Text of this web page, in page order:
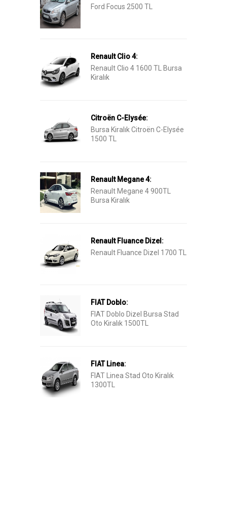
Ford Focus 2500 TL
Renault Clio 4:
Renault Clio 4 1600 TL Bursa
Kiralık
Citroën C-Elysée:
Bursa Kiralık Citroën C-Elysée
1500 TL
Renault Megane 4:
Renault Megane 4 900TL
Bursa Kiralık
Renault Fluance Dizel :
Renault Fluance Dizel 1700 TL
FIAT Doblo:
FIAT Doblo Dizel Bursa Stad
Oto Kiralık 1500TL
FIAT Linea:
FIAT Linea Stad Oto Kiralık
1300TL